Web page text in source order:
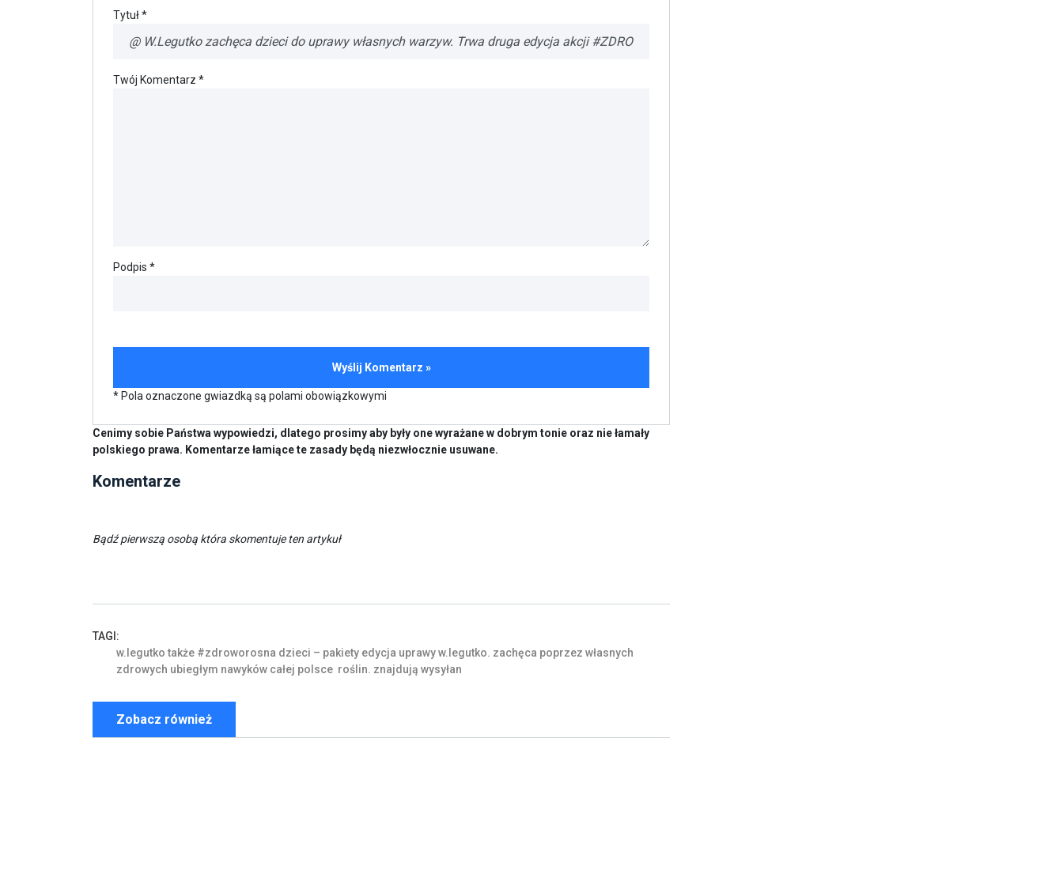
Tytuł *
Twój Komentarz *
Podpis *
* Pola oznaczone gwiazdką są polami obowiązkowymi
Cenimy sobie Państwa wypowiedzi, dlatego prosimy aby były one wyrażane w dobrym tonie oraz nie łamały
polskiego prawa. Komentarze łamiące te zasady będą niezwłocznie usuwane.
Komentarze
Bądź pierwszą osobą która skomentuje ten artykuł
TAGI:
w.legutko także #zdroworosna dzieci – pakiety edycja uprawyw.legutko. zachęca poprzez własnych
zdrowych ubiegłym nawyków całej polsce roślin. znajdują wysyłan
Zobacz również